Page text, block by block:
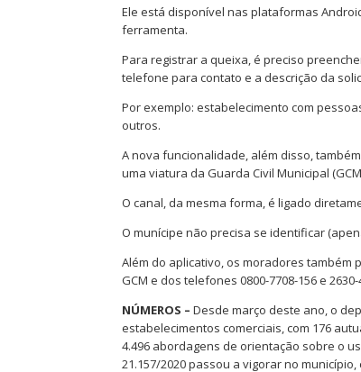
Ele está disponível nas plataformas
ferramenta.
Para registrar a queixa, é preciso
telefone para contato e a descrição da
Por exemplo: estabelecimento com
outros.
A nova funcionalidade, além disso,
uma viatura da Guarda Civil Municipal
O canal, da mesma forma, é ligado
O munícipe não precisa se identificar
Além do aplicativo, os moradores também
GCM e dos telefones 0800-7708-156 e 2630-
NÚMEROS – Desde março deste ano, o
estabelecimentos comerciais, com 176
4.496 abordagens de orientação sobre o
21.157/2020 passou a vigorar no